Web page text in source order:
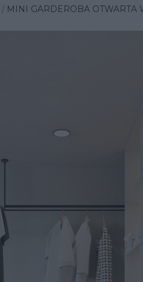
MINI GARDEROBA OTWARTA